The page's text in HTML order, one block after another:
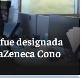
designada
Cono